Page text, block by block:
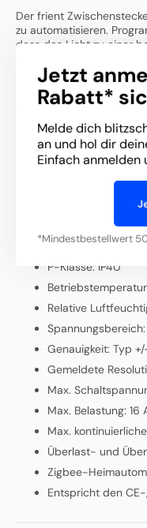
Jetzt
Rabatt*
Melde dich
an und hol dir
Einfach anmelden
*Mindestbestellwert
Der frient
zu automatisieren.
dass das Licht zu einer
um unerwünschte
abzuschrecken.
Das smarte Gerät
dass du ständig den
kannst du deinen
Eigenschaften:
Abmessungen:
Stromversorgung:
Radio-
P-Klasse: IP40
Relative
Genauigkeit: Typ
Gemeldete
Max.
Max. Belastung: 16
Max.
Überlast- und
Zigbee-
Entspricht den